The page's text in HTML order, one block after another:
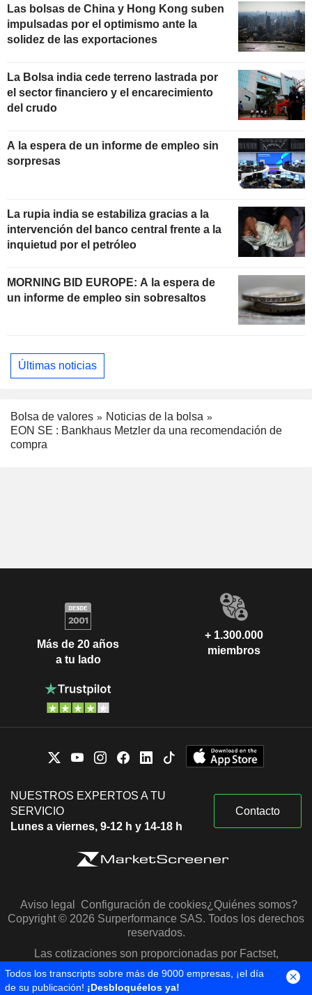
Las bolsas de China y Hong Kong suben
impulsadas por el optimismo ante la
solidez de las exportaciones
La Bolsa india cede terreno lastrada por
el sector financiero y el encarecimiento
del crudo
A la espera de un informe de empleo sin
sorpresas
La rupia india se estabiliza gracias a la
intervención del banco central frente a la
inquietud por el petróleo
MORNING BID EUROPE: A la espera de
un informe de empleo sin sobresaltos
Últimas noticias
Bolsa de valores
Noticias de la bolsa
EON SE : Bankhaus Metzler da una recomendación de
compra
Más de 20 años
a tu lado
+ 1.300.000
miembros
NUESTROS EXPERTOS A TU
SERVICIO
Lunes a viernes, 9-12 h y 14-18 h
Contacto
Aviso legal Configuración de cookies¿Quiénes somos?
Copyright © 2026 Surperformance SAS. Todos los derechos
reservados.
Las cotizaciones son proporcionadas por Factset,
Morningstar y S&P Capital IQ
Todos los transcripts sobre más de 9000 empresas, ¡el día
de su publicación! ¡Desbloquéelos ya!